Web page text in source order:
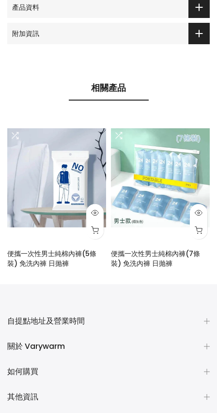
產品資料
附加資訊
相關產品
便攜一次性男士純棉內褲(5條
裝) 免洗內褲 日抛褲
便攜一次性男士純棉內褲(7條
裝) 免洗內褲 日抛褲
自提點地址及營業時間
關於 Varywarm
如何購買
其他資訊